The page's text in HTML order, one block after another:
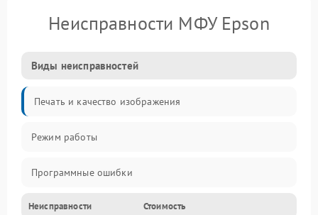
Неисправности МФУ Epson
Виды неисправностей
Печать и качество изображения
Режим работы
Программные ошибки
Картриджи и расходники
Неисправности Стоимость